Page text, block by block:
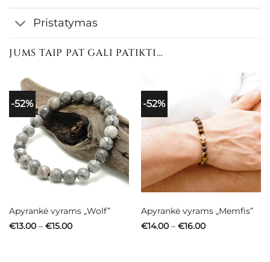
Pristatymas
JUMS TAIP PAT GALI PATIKTI…
-52%
Apyrankė vyrams „Wolf”
€13.00 – €15.00Price
-52%
Apyrankė vyrams „Memfis”
€14.00 – €16.00Price